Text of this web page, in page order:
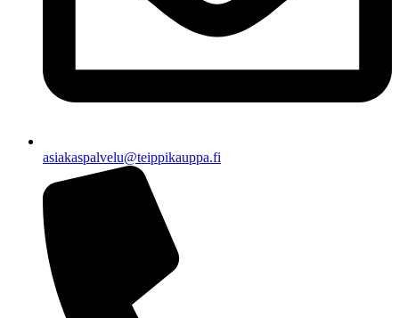
asiakaspalvelu@teippikauppa.fi